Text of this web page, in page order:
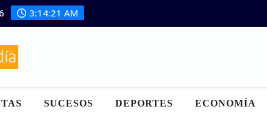
3:14:22 AM
SUCESOS DEPORTES ECONOMÍA